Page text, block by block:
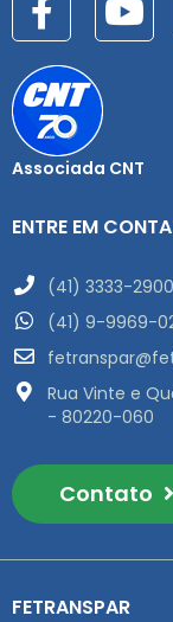
Associada CNT
ENTRE EM
(41) 3333-2900
(41) 9-9969-
Rua Vinte e
- 80220-060
Contato
FETRANSPAR